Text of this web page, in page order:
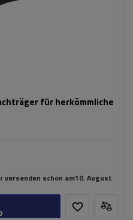
für herkömmliche
versenden schon am10. August